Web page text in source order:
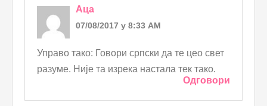
Аца
07/08/2017 у 8:33 AM
Управо тако: Говори српски да те цео свет
разуме. Није та изрека настала тек тако.
Одговори